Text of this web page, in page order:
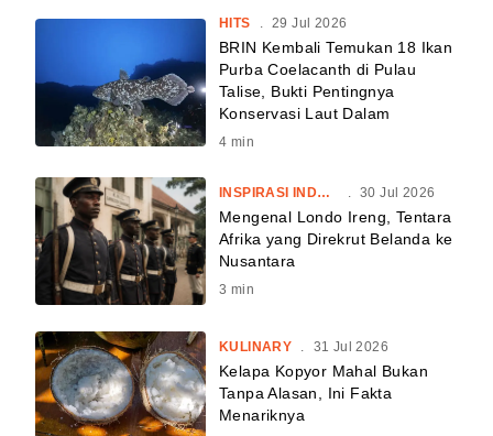
HITS . 29 Jul 2026
BRIN Kembali Temukan 18 Ikan
Purba Coelacanth di Pulau
Talise, Bukti Pentingnya
Konservasi Laut Dalam
4 min
INSPIRASI INDONESIA . 30 Jul 2026
Mengenal Londo Ireng, Tentara
Afrika yang Direkrut Belanda ke
Nusantara
3 min
KULINARY . 31 Jul 2026
Kelapa Kopyor Mahal Bukan
Tanpa Alasan, Ini Fakta
Menariknya